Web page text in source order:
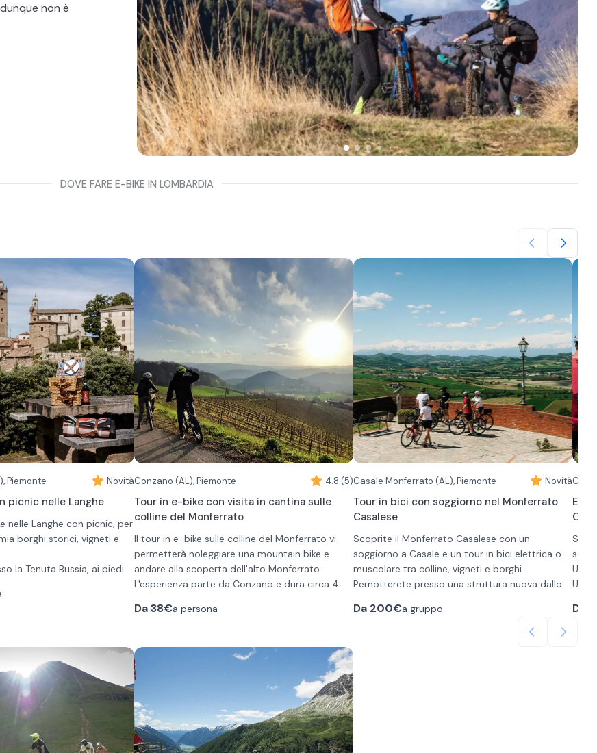
non è
DOVE FARE E-BIKE IN LOMBARDIA
Piemonte Novità
picnic nelle Langhe
nelle Langhe con picnic, per
borghi storici, vigneti e
la Tenuta Bussia, ai piedi
breve introduzione e dalla
attraversando paesaggi
11 comuni dell’area del
avrai modo di fermarti nei
il pranzo all’aperto
vivendo la giornata
entro le 17:00 presso la
Conzano (AL), Piemonte 4.8 (5)
Tour in e-bike con visita in cantina sulle
colline del Monferrato
Il tour in e-bike sulle colline del Monferrato vi
permetterà noleggiare una mountain bike e
andare alla scoperta dell'alto Monferrato.
L'esperienza parte da Conzano e dura circa 4
In sella a una MTB E-Bike, esplorerete le colline
attraversano i vigneti, rivelando panorami
mozzafiato.
Lungo il percorso, scoprirete le origini dei
prodotti tipici della cultura vinicola e contadina
monferrina, oltre a visitare siti storici e artistici
significativi.
A metà del viaggio farete una sosta esclusiva
per visitare un Infernot, una cantina scavata a
Da38€a persona
Casale Monferrato (AL), Piemonte Novità
Tour in bici con soggiorno nel Monferrato
Casalese
Scoprite il Monferrato Casalese con un
soggiorno a Casale e un tour in bici elettrica o
muscolare tra colline, vigneti e borghi.
Pernotterete presso una struttura nuova dallo
colazione inclusa.
L'esperienza prevede un tour in bici di mezza
Da 200€a gruppo
sella
Da